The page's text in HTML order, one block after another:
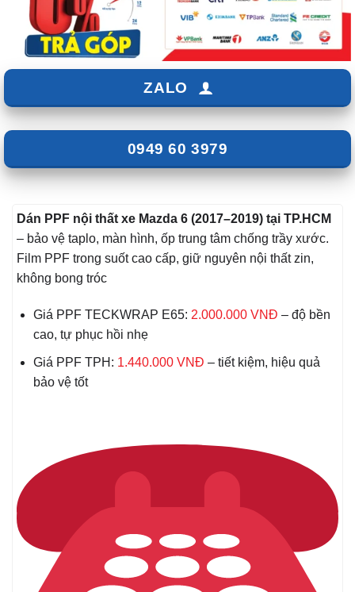
ZALO
0949 60 3979
Dán PPF nội thất xe Mazda 6 (2017–2019) tại TP.HCM
– bảo vệ taplo, màn hình, ốp trung tâm chống trầy xước.
Film PPF trong suốt cao cấp, giữ nguyên nội thất zin,
không bong tróc
Giá PPF TECKWRAP E65: 2.000.000 VNĐ – độ bền
cao, tự phục hồi nhẹ
Giá PPF TPH: 1.440.000 VNĐ – tiết kiệm, hiệu quả
bảo vệ tốt